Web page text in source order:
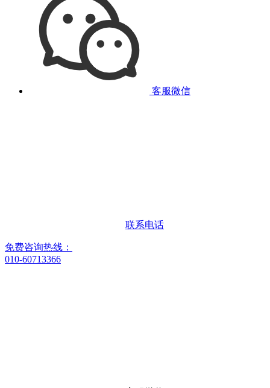
客服微信
联系电话
免费咨询热线：
010-60713366